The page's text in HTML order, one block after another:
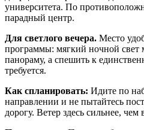
университета. По
парадный центр.
Для светлого вечера. Место
программы: мягкий ночной
панораму, а спешить к
требуется.
Как спланировать: Идите по
направлении и не пытайтесь
дорогу. Ветер здесь сильнее,